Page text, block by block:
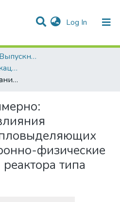
Log In (current)
& Collections
DSpace
Диссертации / Выпускные квалификационные работы
Выпускные квалификационные работы
Примерно: Исследование влияния конструкции тепловыделяющих сборок на нейтронно-физические характеристики реактора типа ВВЭР
физические
типа